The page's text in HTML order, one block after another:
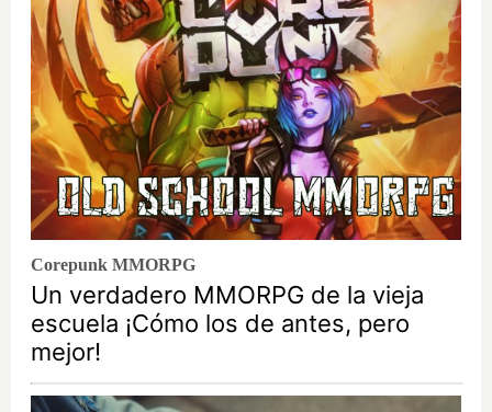
Corepunk MMORPG
Un verdadero MMORPG de la vieja
escuela ¡Cómo los de antes, pero
mejor!